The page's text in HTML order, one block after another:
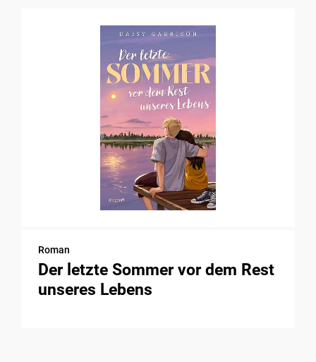
Roman
Der letzte Sommer vor dem Rest
unseres Lebens